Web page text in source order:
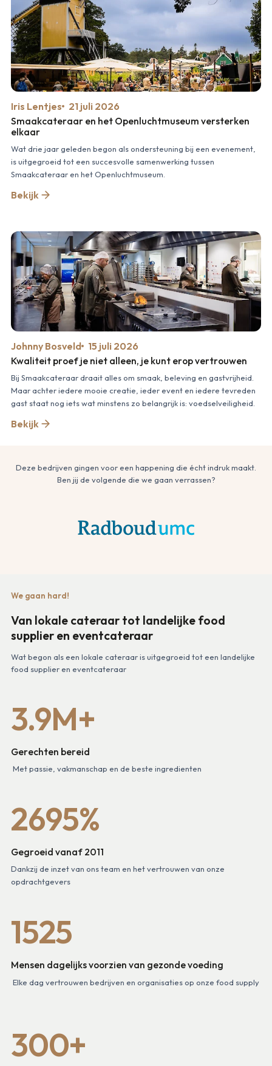
Iris Lentjes
21 juli 2026
Smaakcateraar en het Openluchtmuseum versterken
elkaar
Wat drie jaar geleden begon als ondersteuning bij een evenement,
is uitgegroeid tot een succesvolle samenwerking tussen
Smaakcateraar en het Openluchtmuseum.
Bekijk
Johnny Bosveld 15 juli 2026
Kwaliteit proef je niet alleen, je kunt erop vertrouwen
Bij Smaakcateraar draait alles om smaak, beleving en gastvrijheid.
Maar achter iedere mooie creatie, ieder event en iedere tevreden
gast staat nog iets wat minstens zo belangrijk is: voedselveiligheid.
Bekijk
Deze bedrijven gingen voor een happening die écht indruk maakt.
Ben jij de volgende die we gaan verrassen?
We gaan hard!
Van lokale cateraar tot landelijke food
supplier en eventcateraar
Wat begon als een lokale cateraar is uitgegroeid tot een landelijke
food supplier en eventcateraar
3.9M+
Gerechten bereid
Met passie, vakmanschap en de beste ingredienten
2695%
Gegroeid vanaf 2011
Dankzij de inzet van ons team en het vertrouwen van onze
opdrachtgevers
1525
Mensen dagelijks voorzien van gezonde voeding
Elke dag vertrouwen bedrijven en organisaties op onze food supply
300+